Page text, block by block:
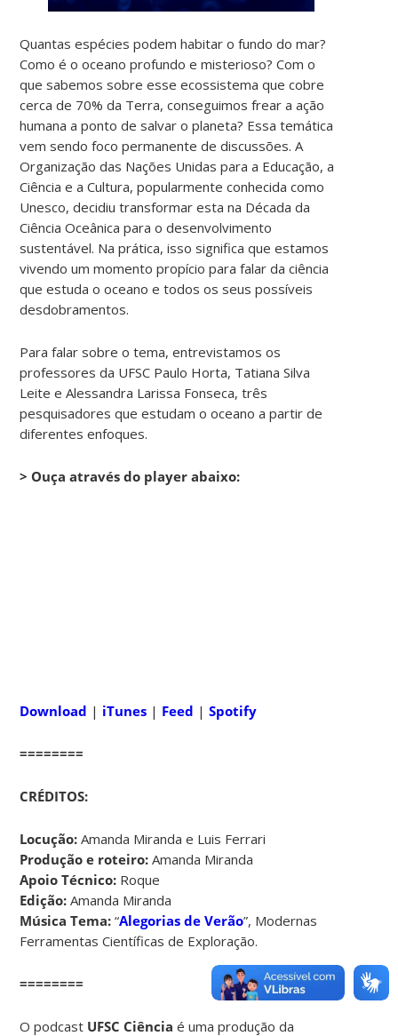
Quantas espécies podem habitar o fundo do mar?
Como é o oceano profundo e misterioso? Com o
que sabemos sobre esse ecossistema que cobre
cerca de 70% da Terra, conseguimos frear a ação
humana a ponto de salvar o planeta? Essa temática
vem sendo foco permanente de discussões. A
Organização das Nações Unidas para a Educação, a
Ciência e a Cultura, popularmente conhecida como
Unesco, decidiu transformar esta na Década da
Ciência Oceânica para o desenvolvimento
sustentável. Na prática, isso significa que estamos
vivendo um momento propício para falar da ciência
que estuda o oceano e todos os seus possíveis
desdobramentos.
Para falar sobre o tema, entrevistamos os
professores da UFSC Paulo Horta, Tatiana Silva
Leite e Alessandra Larissa Fonseca, três
pesquisadores que estudam o oceano a partir de
diferentes enfoques.
> Ouça através do player abaixo:
Download | iTunes | Feed |Spotify
========
CRÉDITOS:
Locução: Amanda Miranda e Luis Ferrari
Produção e roteiro: Amanda Miranda
Apoio Técnico: Roque
Edição: Amanda Miranda
Música Tema: “Alegorias de Verão”, Modernas
Ferramentas Científicas de Exploração.
========
O podcast UFSC Ciência é uma produção da